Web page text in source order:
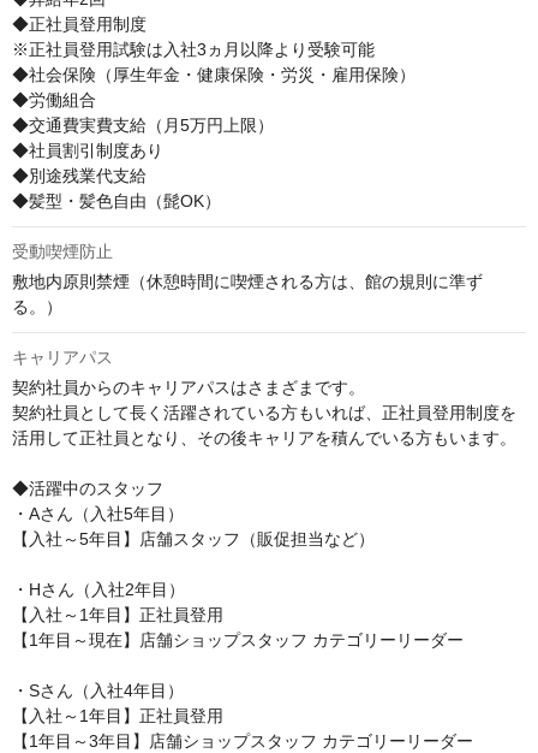
◆正社員登用制度
※正社員登用試験は入社3ヵ月以降より受験可能
◆社会保険（厚生年金・健康保険・労災・雇用保険）
◆労働組合
◆交通費実費支給（月5万円上限）
◆社員割引制度あり
◆別途残業代支給
◆髪型・髪色自由（髭OK）
受動喫煙防止
敷地内原則禁煙（休憩時間に喫煙される方は、館の規則に準ず
る。）
キャリアパス
契約社員からのキャリアパスはさまざまです。
契約社員として長く活躍されている方もいれば、正社員登用制度を
活用して正社員となり、その後キャリアを積んでいる方もいます。
◆活躍中のスタッフ
・Aさん（入社5年目）
【入社～5年目】店舗スタッフ（販促担当など）
・Hさん（入社2年目）
【入社～1年目】正社員登用
【1年目～現在】店舗ショップスタッフ カテゴリーリーダー
・Sさん（入社4年目）
【入社～1年目】正社員登用
【1年目～3年目】店舗ショップスタッフ カテゴリーリーダー